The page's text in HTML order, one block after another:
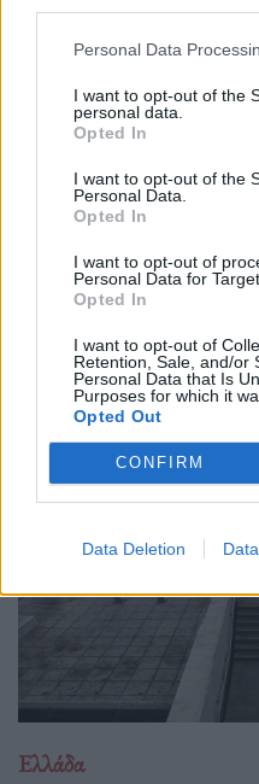
Personal Data
I want to opt-out of the
personal data.
Opted In
I want to opt-out of the
Personal Data.
Opted In
I want to opt-out of
Personal Data for
Opted In
I want to opt-out of
Retention, Sale, and/or
Personal Data that Is
Purposes for which it
Opted Out
CONFIRM
Data Deletion
Ελλάδα
Ώρα να
ρολόγια μία ώρα
16.10.25
Την Κυριακή 26
ξαναζήσουμε το πιο
χρόνο: θα γυρίσουμε τα
"εξοικονομήσουμε ενέργεια".
Ελλάδα